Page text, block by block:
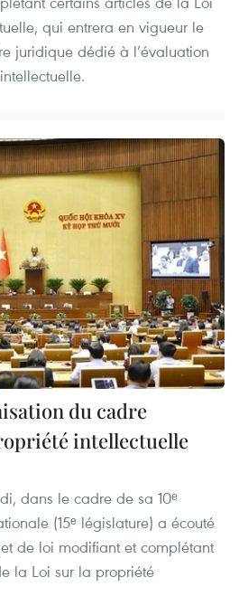
qui entrera en vigueur le
juridique dédié à l’évaluation
du cadre
intellectuelle
dans le cadre de sa 10ᵉ
(15ᵉ législature) a écouté
de loi modifiant et complétant
la Loi sur la propriété